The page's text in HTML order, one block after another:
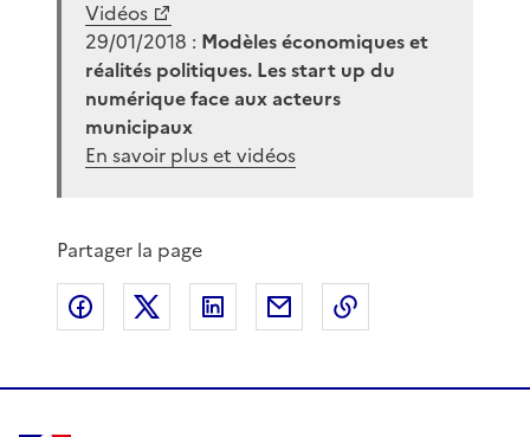
Vidéos
29/01/2018 : Modèles économiques et
réalités politiques. Les start up du
numérique face aux acteurs
municipaux
En savoir plus et vidéos
Partager la page
Partager sur Facebook
Partager sur XPartager sur LinkedIn
Partager par email